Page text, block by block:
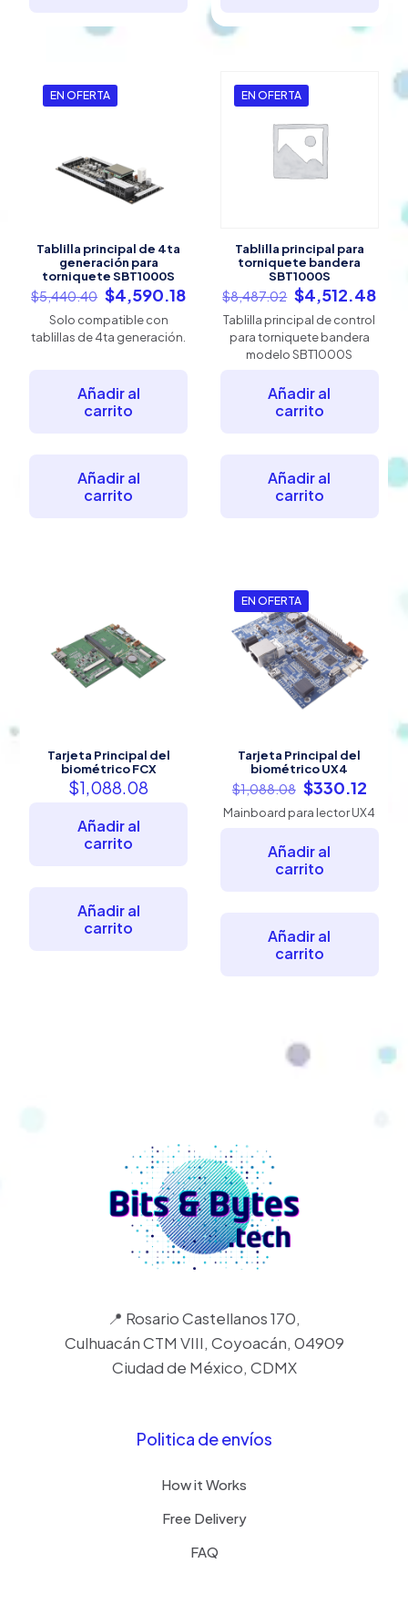
EN OFERTA
Tablilla principal de 4ta
generación para
torniquete SBT1000S
$5,440.40 El
precio
original
era:
$4,590.18El
precio
actual
$4,590.18.
Solo compatible con
tablillas de 4ta generación.
Añadir al
carrito
Añadir al
carrito
EN OFERTA
Tablilla principal para
torniquete bandera
SBT1000S
$8,487.02 El
precio
original
era:
$8,487.02.
$4,512.48El
Tablilla principal de control
para torniquete bandera
modelo SBT1000S
Añadir al
carrito
Añadir al
carrito
Tarjeta Principal del
biométrico FCX
$1,088.08
Añadir al
carrito
Añadir al
carrito
EN OFERTA
Tarjeta Principal del
biométrico UX4
$1,088.08 El
precio
original
$1,088.08.
$330.12El
Mainboard para lector UX4
Añadir al
carrito
Añadir al
carrito
📍 Rosario Castellanos 170,
Culhuacán CTM VIII, Coyoacán, 04909
Ciudad de México, CDMX
Politica de envíos
How it Works
Free Delivery
FAQ